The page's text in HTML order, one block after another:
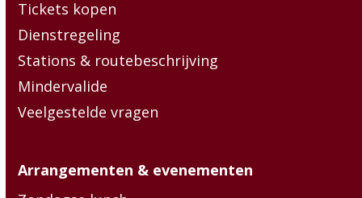
Tickets kopen
Dienstregeling
Stations & routebeschrijving
Mindervalide
Veelgestelde vragen
Arrangementen & evenementen